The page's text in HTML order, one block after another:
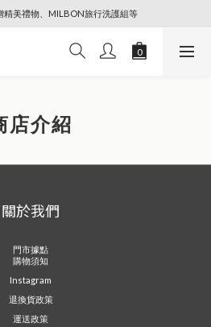
、全館限時優惠【點擊查看】
精美禮物、MILBON旅行洗護組等
、全館限時優惠【點擊查看】
店介紹
關於我們
門市據點
購物須知
Instagram
退換貨政策
運送政策